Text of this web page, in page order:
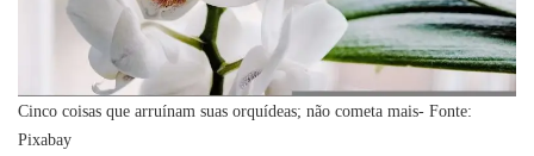
Cinco coisas que arruínam suas orquídeas; não cometa mais- Fonte:
Pixabay